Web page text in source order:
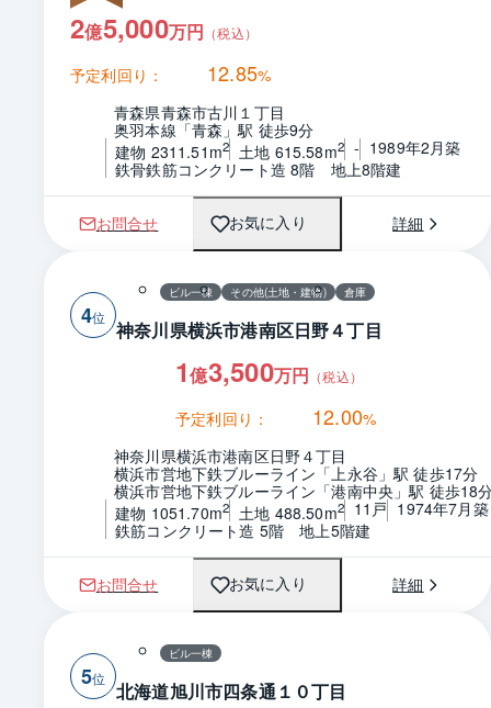
2億5,000万円 （税込）
予定利回り： 12.85%
青森県青森市古川１丁目
奥羽本線「青森」駅 徒歩9分
建物 2311.51m2 土地 615.58m2 - 1989年2月築
鉄骨鉄筋コンクリート造 8階　地上8階建
お問合せ お気に入り 詳細
4
ビル一棟 その他(土地・建物) 倉庫
神奈川県横浜市港南区日野４丁目
1億3,500万円 （税込）
予定利回り： 12.00%
神奈川県横浜市港南区日野４丁目
横浜市営地下鉄ブルーライン「上永谷」駅 徒歩17分
横浜市営地下鉄ブルーライン「港南中央」駅 徒歩18
建物 1051.70m2 土地 488.50m2 11戸 1974年7月築
鉄筋コンクリート造 5階　地上5階建
お問合せ お気に入り 詳細
5
ビル一棟
北海道旭川市四条通１０丁目